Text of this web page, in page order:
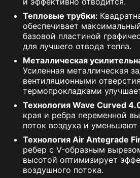
Тепловые трубки:
обеспечивает
базовой пластиной
для лучшего отвода тепла.
Металлическая
Усиленная металлическая
вентиляционными
термопрокладками
Технология Wave Curved
края и ребра переменной
поток воздуха и уменьшают
Технология Air Antegrade
ребер с V-образным
высотой оптимизирует
воздушного потока.